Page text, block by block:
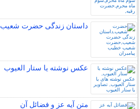
داستان زندگی حضرت شعیب
عکس نوشته یا ستار العیوب
متن آیه عز و فضائل آن